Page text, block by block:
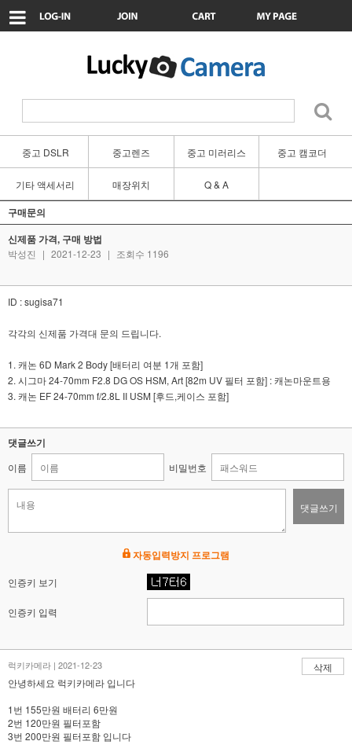
중고 DSLR 중고렌즈 중고 미러리스 중고 캠코더
기타 액세서리 매장위치 Q & A
구매문의
신제품 가격, 구매 방법
박성진 | 2021-12-23 | 조회수 1196
ID : sugisa71
각각의 신제품 가격대 문의 드립니다.
1. 캐논 6D Mark 2 Body [배터리 여분 1개 포함]
2. 시그마 24-70mm F2.8 DG OS HSM, Art [82m UV 필터 포함] : 캐논마운트용
3. 캐논 EF 24-70mm f/2.8L II USM [후드,케이스 포함]
댓글쓰기
이름 비밀번호
댓글쓰기
자동입력방지 프로그램
인증키 보기
인증키 입력
럭키카메라 | 2021-12-23
삭제
안녕하세요 럭키카메라 입니다
1번 155만원 배터리 6만원
2번 120만원 필터포함
3번 200만원 필터포함 입니다